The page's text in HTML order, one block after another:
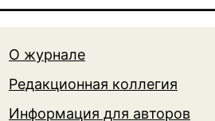
О журнале
Редакционная коллегия
Информация для авторов